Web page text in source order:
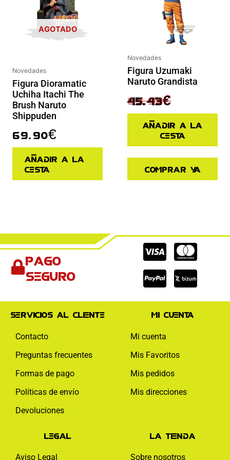
AGOTADO
Novedades
Figura Dioramatic
Uchiha Itachi The
Brush Naruto
Shippuden
69.90€
Añadir a la
cesta
Novedades
Figura Uzumaki
Naruto Grandista
64.90€
45.43€
Añadir a la
cesta
Comprar ya
Pago
seguro
Cc-
visa
Cc-
Cc-
paypal
Servicios al cliente
Contacto
Preguntas frecuentes
Formas de pago
Políticas de envío
Devoluciones
Mi cuenta
Mi cuenta
Mis Favoritos
Mis pedidos
Mis direcciones
Legal
Aviso Legal
La tienda
Sobre nosotros